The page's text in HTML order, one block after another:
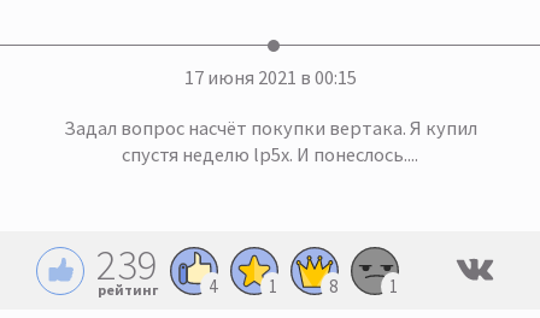
17 июня 2021 в 00:15
Задал вопрос насчёт покупки вертака. Я купил
спустя неделю lp5x. И понеслось....
239
рейтинг 4 1 8 1